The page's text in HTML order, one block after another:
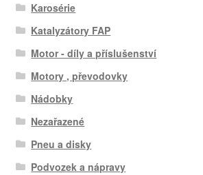
Karosérie
Katalyzátory FAP
Motor - díly a příslušenství
Motory , převodovky
Nádobky
Nezařazené
Pneu a disky
Podvozek a nápravy